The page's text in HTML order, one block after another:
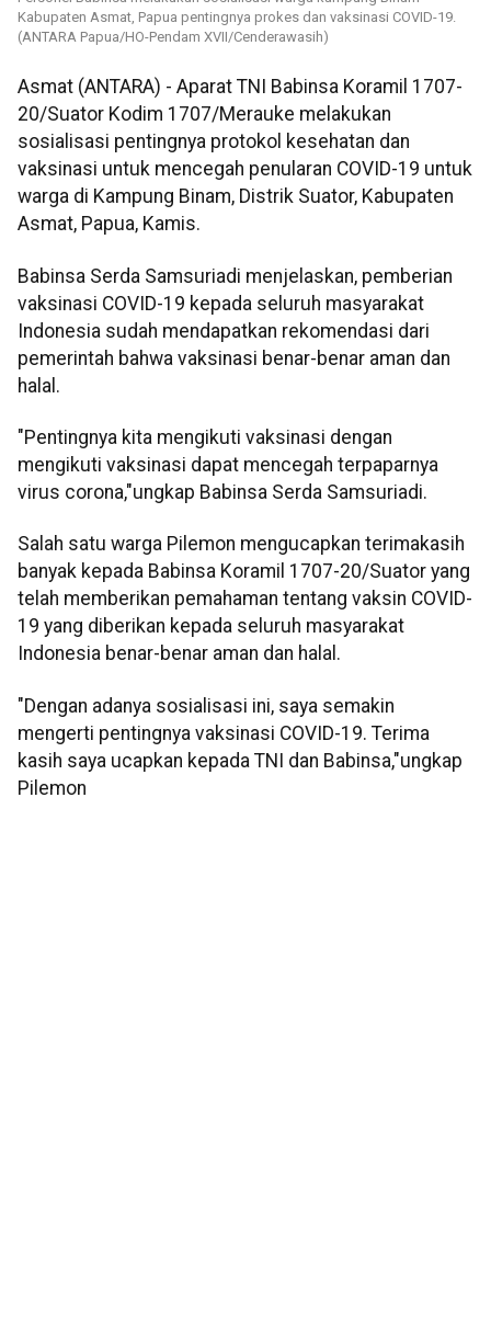
Kabupaten Asmat, Papua pentingnya prokes dan vaksinasi COVID-19.
(ANTARA Papua/HO-Pendam XVII/Cenderawasih)
Asmat (ANTARA) - Aparat TNI Babinsa Koramil 1707-
20/Suator Kodim 1707/Merauke melakukan
sosialisasi pentingnya protokol kesehatan dan
vaksinasi untuk mencegah penularan COVID-19 untuk
warga di Kampung Binam, Distrik Suator, Kabupaten
Asmat, Papua, Kamis.
Babinsa Serda Samsuriadi menjelaskan, pemberian
vaksinasi COVID-19 kepada seluruh masyarakat
Indonesia sudah mendapatkan rekomendasi dari
pemerintah bahwa vaksinasi benar-benar aman dan
halal.
"Pentingnya kita mengikuti vaksinasi dengan
mengikuti vaksinasi dapat mencegah terpaparnya
virus corona,"ungkap Babinsa Serda Samsuriadi.
Salah satu warga Pilemon mengucapkan terimakasih
banyak kepada Babinsa Koramil 1707-20/Suator yang
telah memberikan pemahaman tentang vaksin COVID-
19 yang diberikan kepada seluruh masyarakat
Indonesia benar-benar aman dan halal.
"Dengan adanya sosialisasi ini, saya semakin
mengerti pentingnya vaksinasi COVID-19. Terima
kasih saya ucapkan kepada TNI dan Babinsa,"ungkap
Pilemon